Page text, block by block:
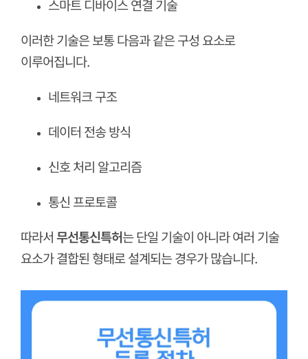
스마트 디바이스 연결 기술
이러한 기술은 보통 다음과 같은 구성 요소로
이루어집니다.
네트워크 구조
데이터 전송 방식
신호 처리 알고리즘
통신 프로토콜
따라서 무선통신특허는 단일 기술이 아니라 여러 기술
요소가 결합된 형태로 설계되는 경우가 많습니다.